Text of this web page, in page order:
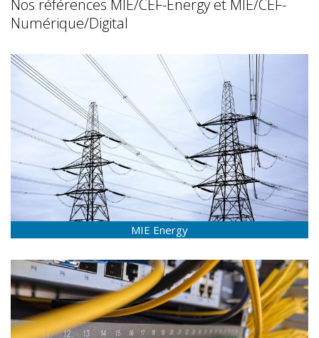
Nos références MIE/CEF-Energy et MIE/CEF-
Numérique/Digital
MIE Energy